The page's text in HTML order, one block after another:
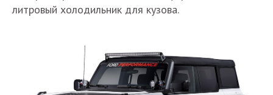
литровый холодильник для кузова.